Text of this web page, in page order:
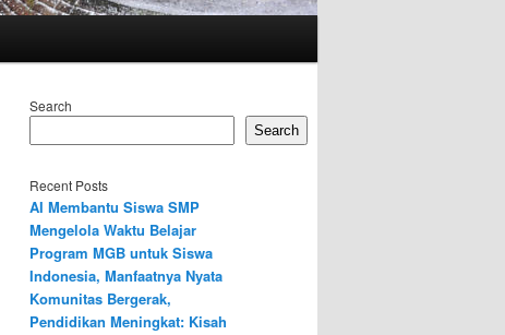
Search
Search
Recent Posts
AI Membantu Siswa SMP
Mengelola Waktu Belajar
Program MGB untuk Siswa
Indonesia, Manfaatnya Nyata
Komunitas Bergerak,
Pendidikan Meningkat: Kisah